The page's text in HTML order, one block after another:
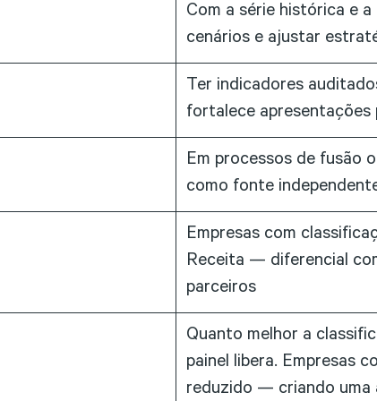
Com a série histórica e
cenários e ajustar
Ter indicadores
fortalece
Em processos de fusão
como fonte
Empresas com
Receita — diferencial
parceiros
Quanto melhor a
painel libera. Empresas
reduzido — criando uma